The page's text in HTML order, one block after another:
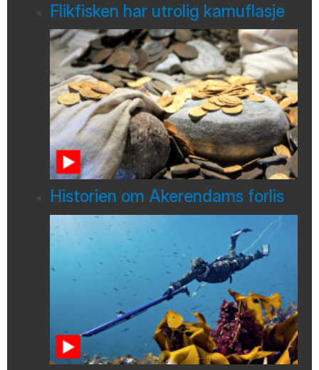
Flikfisken har utrolig kamuflasje
Historien om Akerendams forlis